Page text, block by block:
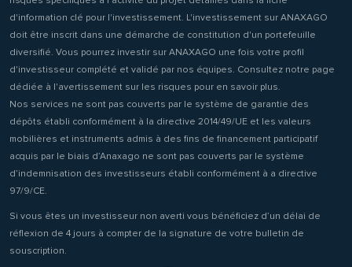
d'information clé pour l'investissement. L'investissement sur ANAXAGO
doit être inscrit dans une démarche de constitution d'un portefeuille
diversifié. Vous pourrez investir sur ANAXAGO une fois votre profil
d'investisseur complété et validé par nos équipes. Consultez notre page
dédiée à l'avertissement sur les risques pour en savoir plus.
Nos services ne sont pas couverts par le système de garantie des
dépôts établi conformément à la directive 2014/49/UE et les valeurs
mobilières et instruments admis à des fins de financement participatif
acquis par le biais d’Anaxago ne sont pas couverts par le système
d’indemnisation des investisseurs établi conformément à a directive
97/9/CE.
Si vous êtes un investisseur non averti vous bénéficiez d’un délai de
réflexion de 4 jours à compter de la signature de votre bulletin de
souscription.